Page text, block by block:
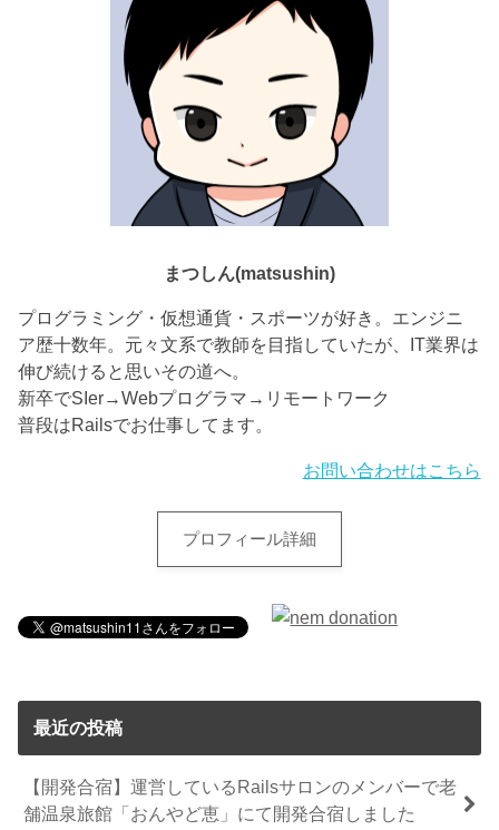
まつしん(matsushin)
プログラミング・仮想通貨・スポーツが好き。エンジニ
ア歴十数年。元々文系で教師を目指していたが、IT業界は
伸び続けると思いその道へ。
新卒でSIer→Webプログラマ→リモートワーク
普段はRailsでお仕事してます。
お問い合わせはこちら
プロフィール詳細
最近の投稿
【開発合宿】運営しているRailsサロンのメンバーで老
舗温泉旅館「おんやど恵」にて開発合宿しました